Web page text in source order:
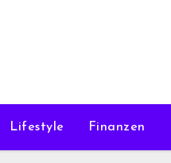
Lifestyle Finanzen